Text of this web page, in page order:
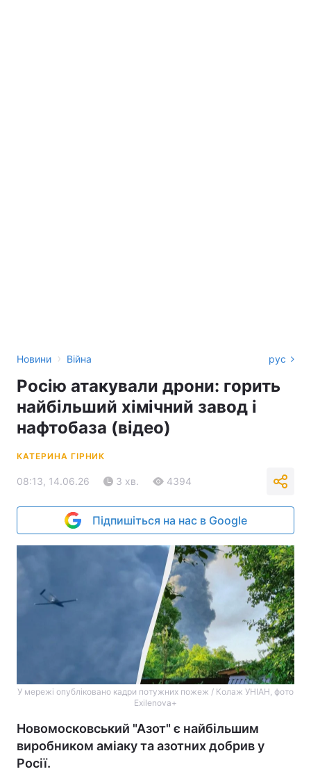
Новини › Війна рус
Росію атакували дрони: горить
найбільший хімічний завод і
нафтобаза (відео)
КАТЕРИНА ГІРНИК
08:13, 14.06.26 3 хв. 4394
Підпишіться на нас в Google
У мережі опубліковано кадри потужних пожеж / Колаж УНІАН, фото
Exilenova+
Новомосковський "Азот" є найбільшим
виробником аміаку та азотних добрив у
Росії.